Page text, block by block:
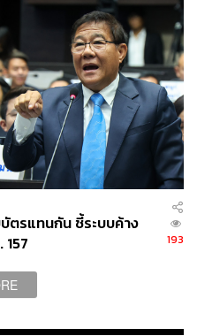
ตรแทนกัน ชี้ระบบค้าง
193